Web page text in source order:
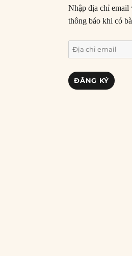
Nhập địa chỉ email
thông báo khi có
Địa
chỉ
email
ĐĂNG KÝ